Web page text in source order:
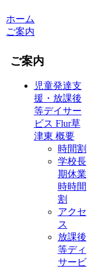
ホーム
ご案内
ご案内
児童発達支
援・放課後
等デイサー
ビス Flur草
津東 概要
時間割
学校長
期休業
時時間
割
アクセ
ス
放課後
等ディ
サービ